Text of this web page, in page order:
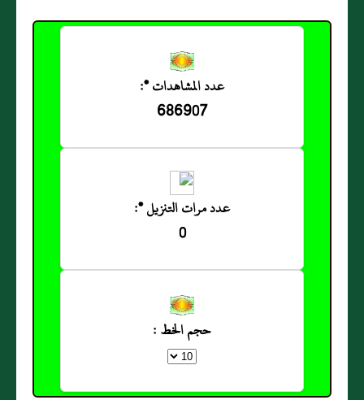
عدد المشاهدات *:
686907
عدد مرات التنزيل *:
0
حجم الخط :